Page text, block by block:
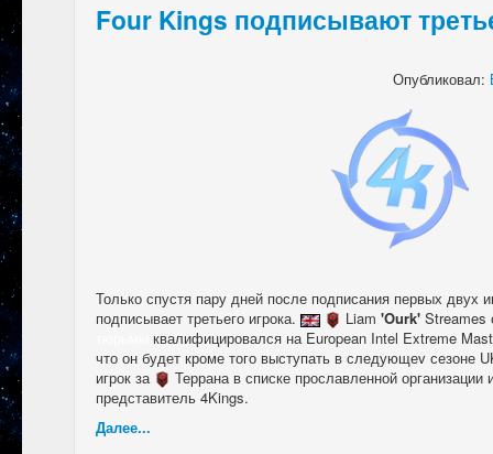
Four Kings подписывают
Опубликовал:
Только спустя пару дней после подписания первых двух
подписывает третьего игрока.
Liam 'Ourk' Streames
квалифицировался на European Intel Extreme
что он будет кроме того выступать в следующеv сезоне
игрок за
Террана в списке прославленной
представитель 4Kings.
Далее...